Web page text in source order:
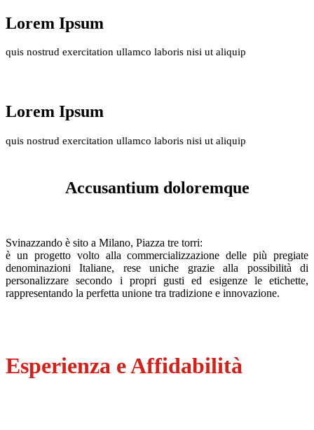
Lorem Ipsum
quis nostrud exercitation ullamco laboris nisi ut aliquip
Lorem Ipsum
quis nostrud exercitation ullamco laboris nisi ut aliquip
Accusantium doloremque
Svinazzando è sito a Milano, Piazza tre torri:
è un progetto volto alla commercializzazione delle più pregiate
denominazioni Italiane, rese uniche grazie alla possibilità di
personalizzare secondo i propri gusti ed esigenze le etichette,
rappresentando la perfetta unione tra tradizione e innovazione.
Esperienza e Affidabilità